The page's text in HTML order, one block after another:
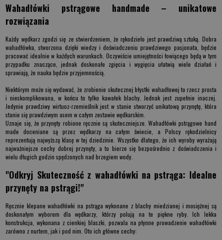
Wahadłówki pstrągowe handmade – unikatowe
rozwiązania
Każdy wędkarz zgodzi się ze stwierdzeniem, że rękodzieło jest prawdziwą sztuką. Dobra
wahadłówka, stworzona dzięki wiedzy i doświadczeniu prawdziwego pasjonata, będzie
pracować idealnie w każdych warunkach. Oczywiście umiejętności łowiącego będą w tym
przypadku znaczące, jednak doskonałe zgięcia i wygięcia ułatwią wiele działań i
sprawiają, że nauka będzie przyjemnością.
Niektórym może się wydawać, że zrobienie skutecznej błystki wahadłowej to rzecz prosta
i nieskomplikowana, w końcu to tylko kawałek blachy. Jednak jest zupełnie inaczej.
Jedynie prawdziwy wirtuoz-rzemieślnik jest w stanie stworzyć unikatową przynętę, która
stanie się prawdziwym asem w całym zestawie wędkarskim.
Uznaje się, że przynęty robione ręcznie są skuteczniejsze.Wahadłówki pstrągowe hand
made doceniane są przez wędkarzy na całym świecie, a Polscy rękodzielnicy
reprezentują najwyższą klasę w tej dziedzinie. Wszystko dlatego, że ich wyroby wyrażają
najważniejsze cechy dobrej przynęty, a to bierze się bezpośrednio z doświadczenia i
wielu długich godzin spędzonych nad brzegiem wody.
"Odkryj Skuteczność z wahadłówki na pstrąga: Idealne
przynęty na pstrągi!"
Ręcznie klepane wahadłówki na pstrąga wykonane z blachy miedzianej i mosiężnej są
doskonałym wyborem dla wędkarzy, którzy polują na te piękne ryby. Ich lekka
konstrukcja, wykonana z cienkiej blaszki, pozwala na płynne prowadzenie wahadłówki
zarówno z nurtem, jak i pod nim. Oto ich główne cechy: